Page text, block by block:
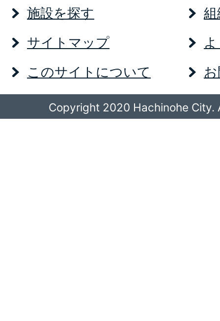
施設を探す
サイトマップ
このサイトについて
Copyright 2020 Hachinohe City.